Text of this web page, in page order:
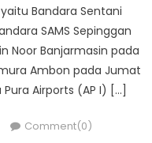
Bandara Sentani
SAMS Sepinggan
Noor Banjarmasin pada
Ambon pada Jumat
Airports (AP I) […]
Comment(0)